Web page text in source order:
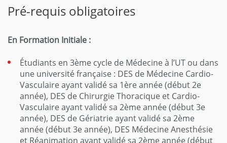
Pré-requis obligatoires
En Formation Initiale :
Étudiants en 3ème cycle de Médecine à l’UT ou dans
une université française : DES de Médecine Cardio-
Vasculaire ayant validé sa 1ère année (début 2e
année), DES de Chirurgie Thoracique et Cardio-
Vasculaire ayant validé sa 2ème année (début 3e
année), DES de Gériatrie ayant validé sa 2ème
année (début 3e année), DES Médecine Anesthésie
et Réanimation ayant validé sa 2ème année (début